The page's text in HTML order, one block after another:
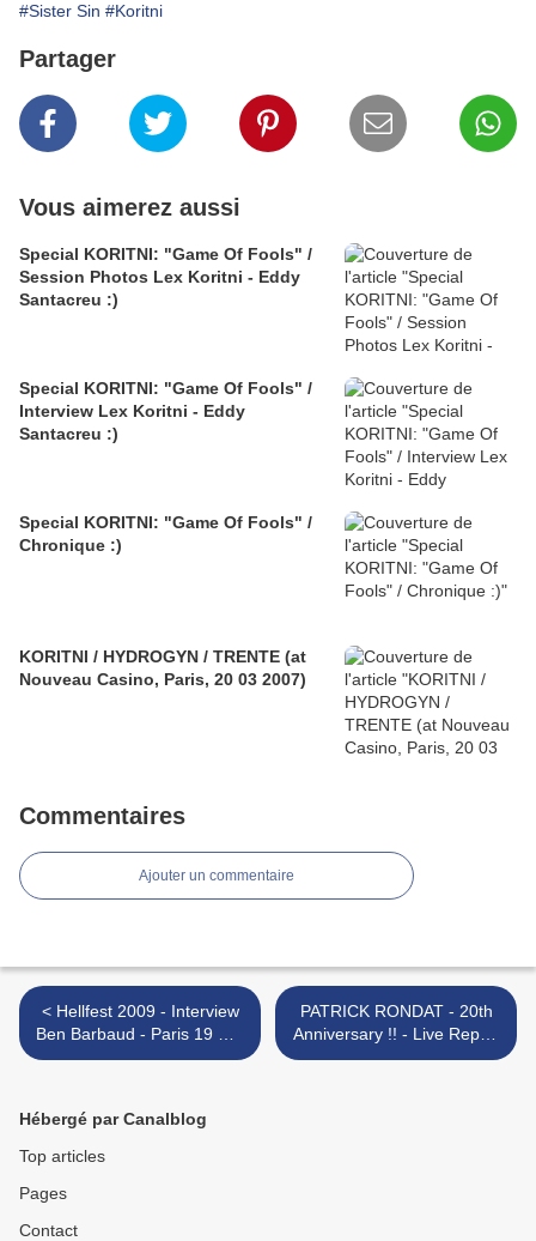
#Sister Sin #Koritni
Partager
Vous aimerez aussi
Special KORITNI: "Game Of Fools" /
Session Photos Lex Koritni - Eddy
Santacreu :)
Special KORITNI: "Game Of Fools" /
Interview Lex Koritni - Eddy
Santacreu :)
Special KORITNI: "Game Of Fools" /
Chronique :)
KORITNI / HYDROGYN / TRENTE (at
Nouveau Casino, Paris, 20 03 2007)
Commentaires
Ajouter un commentaire
< Hellfest 2009 - Interview
Ben Barbaud - Paris 19 mai
2009
PATRICK RONDAT - 20th
Anniversary !! - Live Report
@ Nouveau Casino / Paris,
Hébergé par Canalblog
Top articles
Pages
Contact